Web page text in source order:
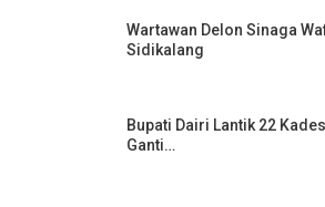
Wartawan Delon Sinaga
Sidikalang
Bupati Dairi Lantik 22
Ganti…